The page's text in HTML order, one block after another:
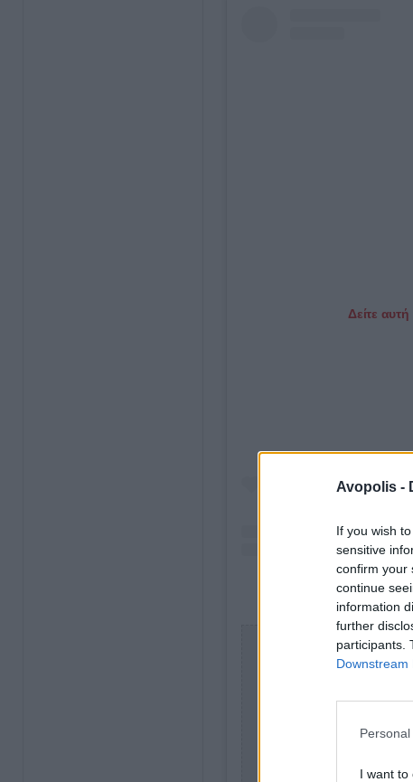
Avopolis -
If you wish
sensitive
confirm your
continue
information
further
participants.
Downstream
I want to
Δείτε
Η δημοσίευση